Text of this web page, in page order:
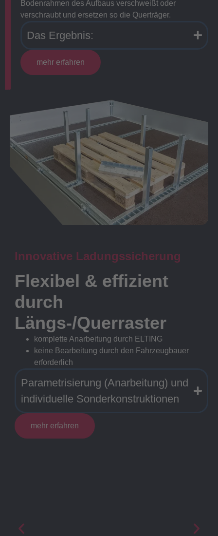
Bodenrahmen des Aufbaus verschweißt oder
verschraubt und ersetzen so die Querträger.
Das Ergebnis:
mehr erfahren
Innovative Ladungssicherung
Flexibel & effizient
durch
Längs-/Querraster
komplette Anarbeitung durch ELTING
keine Bearbeitung durch den Fahrzeugbauer
erforderlich
Parametrisierung (Anarbeitung) und
individuelle Sonderkonstruktionen
mehr erfahren